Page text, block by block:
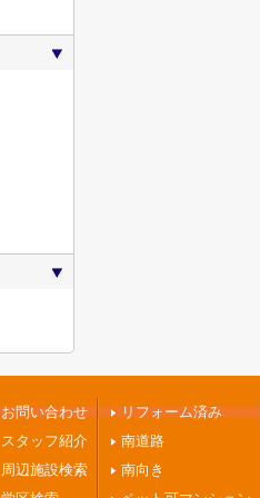
お問い合わせ
スタッフ紹介
周辺施設検索
リフォーム済み
南道路
南向き